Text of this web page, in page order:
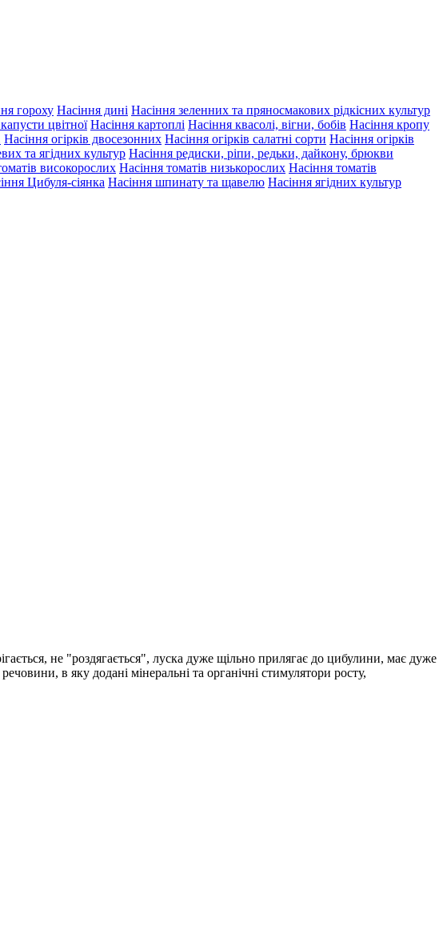
гороху Насіння дині Насіння зеленних та пряносмакових рідкісних культур
цвітної Насіння картоплі Насіння квасолі, вігни, бобів Насіння кропу
Насіння огірків двосезонних Насіння огірків салатні сорти Насіння огірків
та ягідних культур Насіння редиски, ріпи, редьки, дайкону, брюкви
високорослих Насіння томатів низькорослих Насіння томатів
Цибуля-сіянка Насіння шпинату та щавелю Насіння ягідних культур
не "роздягається", луска дуже щільно прилягає до цибулини, має дуже
в яку додані мінеральні та органічні стимулятори росту,